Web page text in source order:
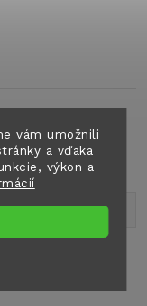
vám umožnili
a vďaka
výkon a